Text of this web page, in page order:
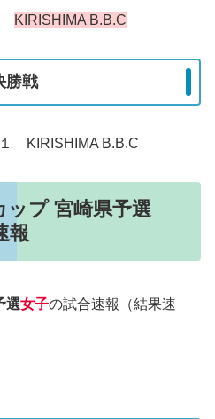
KIRISHIMA B.B.C
勝戦
KIRISHIMA B.B.C
プ 宮崎県予選
報
選女子の試合速報（結果速